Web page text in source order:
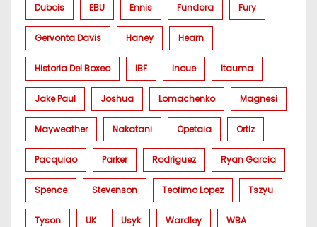
Dubois EBU Ennis Fundora Fury
Gervonta Davis Haney Hearn
Historia Del Boxeo IBF Inoue Itauma
Jake Paul Joshua Lomachenko Magnesi
Mayweather Nakatani Opetaia Ortiz
Pacquiao Parker Rodriguez Ryan Garcia
Spence Stevenson Teofimo Lopez Tszyu
Tyson UK Usyk Wardley WBA